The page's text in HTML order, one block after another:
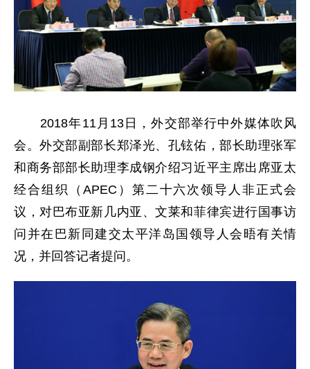
2018年11月13日，外交部举行中外媒体吹风
会。外交部副部长郑泽光、孔铉佑，部长助理张军
和商务部部长助理李成钢介绍习近平主席出席亚太
经合组织（APEC）第二十六次领导人非正式会
议，对巴布亚新几内亚、文莱和菲律宾进行国事访
问并在巴新同建交太平洋岛国领导人会晤有关情
况，并回答记者提问。